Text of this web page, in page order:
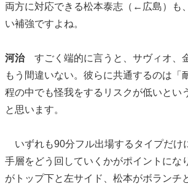
両方に対応できる松本泰志（←広島）も
い補強ですよね。
河治すごく端的に言うと、サヴィオ、
もう間違いない。彼らに共通するのは「
程の中でも怪我をするリスクが低いとい
と思います。
いずれも90分フル出場するタイプだけ
手層をどう回していくかがポイントにな
がトップ下と左サイド、松本がボランチ